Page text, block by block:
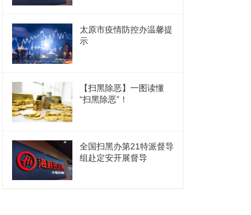
太原市疫情防控办温馨提
示
【扫黑除恶】一图读懂
“扫黑除恶”！
全国扫黑办第21特派督导
组赴定安开展督导